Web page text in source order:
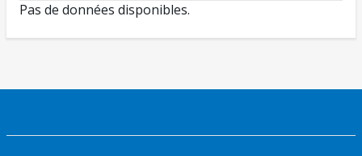
Pas de données disponibles.